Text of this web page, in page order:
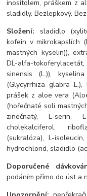
inositolem, práškem z
sladidly. Bezlepkový.
Složení: sladidlo
kofein v mikrokapslích
mastných kyselin)),
DL-alfa-
sinensis (L.)),
(Glycyrrhiza glabra
prášek z aloe vera
(hořečnaté soli
zinečnatý, L-serin,
cholekalciferol,
(sukralóza), L-
hydrochlorid, sladidlo
Doporučené
podáním přímo do úst a